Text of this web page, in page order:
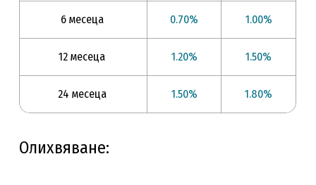
6 месеца 0.70% 1.00%
12 месеца 1.20% 1.50%
24 месеца 1.50% 1.80%
Олихвяване: